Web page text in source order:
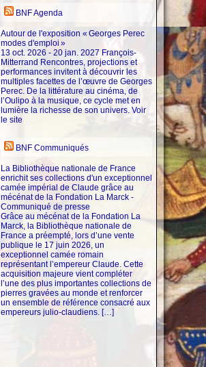
BNF Agenda
Autour de l'exposition « Georges Perec
modes d'emploi »
13 oct. 2026 - 20 jan. 2027 François-
Mitterrand Rencontres, projections et
performances invitent à découvrir les
multiples facettes de l’œuvre de Georges
Perec. De la littérature au cinéma, de
l’Oulipo à la musique, ce cycle met en
lumière la richesse de son univers. Voir
le site
BNF Communiqués
La Bibliothèque nationale de France
enrichit ses collections d'un exceptionnel
camée impérial de Claude grâce au
mécénat de la Fondation La Marck -
Communiqué de presse
Grâce au mécénat de la Fondation La
Marck, la Bibliothèque nationale de
France a préempté, lors d’une vente
publique le 17 juin 2026, un
exceptionnel camée romain
représentant l’empereur Claude. Cette
acquisition majeure vient compléter
l’une des plus importantes collections de
pierres gravées au monde et renforcer
un ensemble de référence consacré aux
empereurs julio-claudiens. […]